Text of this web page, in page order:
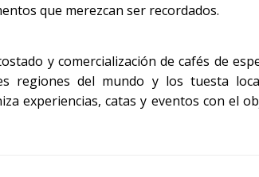
que merezcan ser recordados.
y comercialización de cafés de
regiones del mundo y los tuesta
experiencias, catas y eventos con el